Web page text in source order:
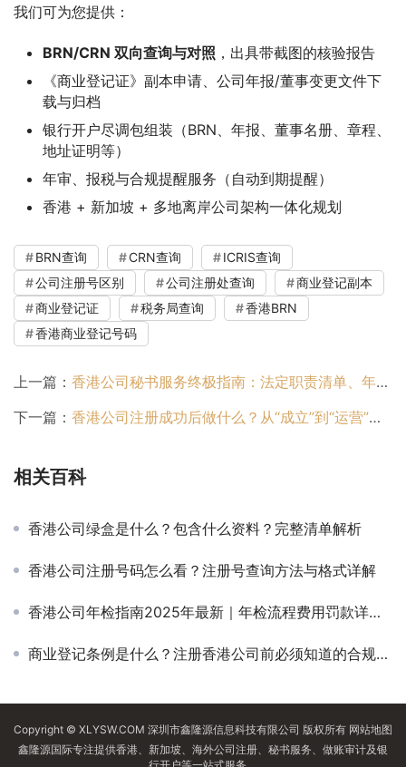
我们可为您提供：
BRN/CRN 双向查询与对照 ，出具带截图的核验报告
《商业登记证》副本申请、公司年报/董事变更文件下
载与归档
银行开户尽调包组装（BRN、年报、董事名册、章程、
地址证明等）
年审、报税与合规提醒服务（自动到期提醒）
香港 + 新加坡 + 多地离岸公司架构一体化规划
BRN查询 CRN查询
ICRIS查询
公司注册号区别
公司注册处查询
商业登记副本
商业登记证
税务局查询
香港BRN
香港商业登记号码
上一篇： 香港公司秘书服务终极指南：法定职责清单、年审合规流程与远程秘书解决方案
下一篇： 香港公司注册成功后做什么？从“成立”到“运营”的12项必办清单
相关百科
香港公司绿盒是什么？包含什么资料？完整清单解析
香港公司注册号码怎么看？注册号查询方法与格式详解
香港公司年检指南2025年最新｜年检流程费用罚款详解【万字长文解析】
商业登记条例是什么？注册香港公司前必须知道的合规要求
Copyright © XLYSW.COM 深圳市鑫隆源信息科技有限公司 版权所有 网站地图
鑫隆源国际专注提供香港、新加坡、海外公司注册、秘书服务、做账审计及银